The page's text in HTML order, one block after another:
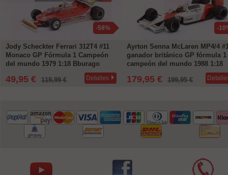
-58%
Jody Scheckter Ferrari 312T4 #11
Monaco GP Fórmula 1 Campeón
del mundo 1979 1:18 Bburago
49,95 € 119,99 € Detalles
-
Ayrton Senna McLaren MP4/4
ganador británico GP fórmula 1
campeón del mundo 1988 1:18
179,95 € 199,95 €